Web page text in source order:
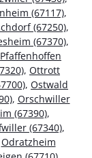
(67117),
(67250),
(67370),
Pfaffenhoffen
, Ottrott
, Ostwald
, Orschwiller
(67390),
(67340),
Odratzheim